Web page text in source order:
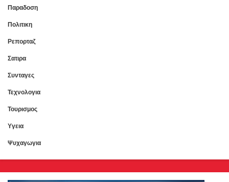
Παραδοση
Πολιτικη
Ρεπορταζ
Σατιρα
Συνταγες
Τεχνολογια
Τουρισμος
Υγεια
Ψυχαγωγια